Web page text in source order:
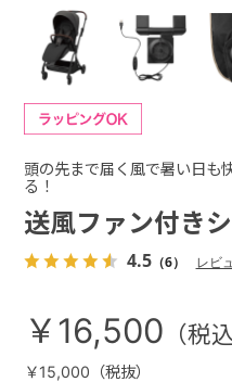
送風ファン付き
4.5（6） レビ
頭の先まで届く風で暑い日も
る！
￥16,500
￥15,000（税抜）